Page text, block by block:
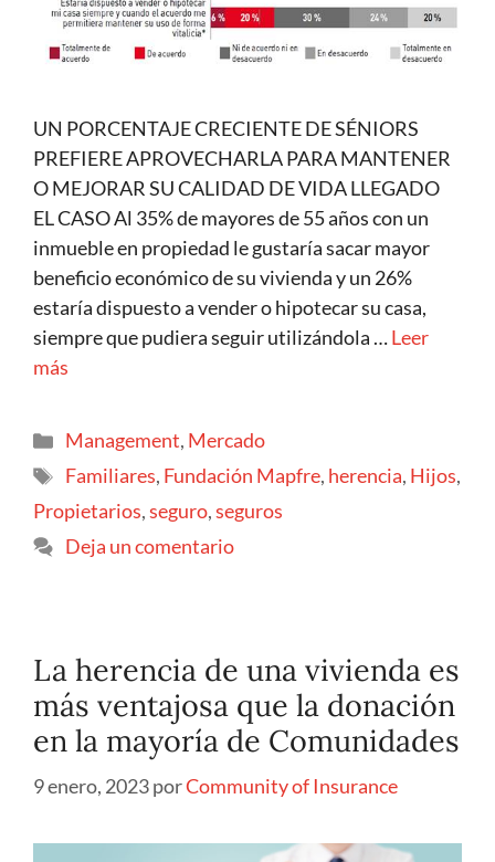
UN PORCENTAJE CRECIENTE DE SÉNIORS
PREFIERE APROVECHARLA PARA MANTENER
O MEJORAR SU CALIDAD DE VIDA LLEGADO
EL CASO Al 35% de mayores de 55 años con un
inmueble en propiedad le gustaría sacar mayor
beneficio económico de su vivienda y un 26%
estaría dispuesto a vender o hipotecar su casa,
siempre que pudiera seguir utilizándola …Leer
más
Management, Mercado
Familiares, Fundación Mapfre, herencia, Hijos,
Propietarios,seguro,seguros
Deja un comentario
La herencia de una vivienda es
más ventajosa que la donación
en la mayoría de Comunidades
9 enero, 2023porCommunity of Insurance